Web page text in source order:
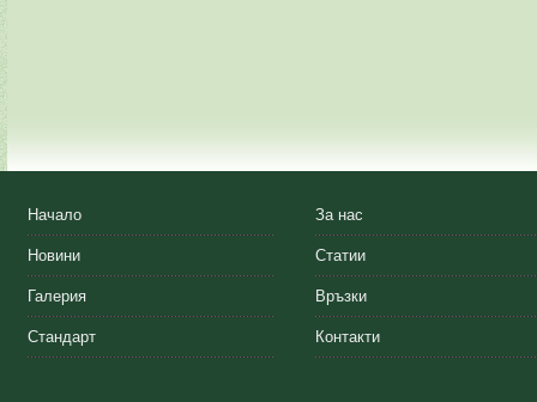
Начало
Новини
Галерия
Стандарт
За нас
Статии
Връзки
Контакти